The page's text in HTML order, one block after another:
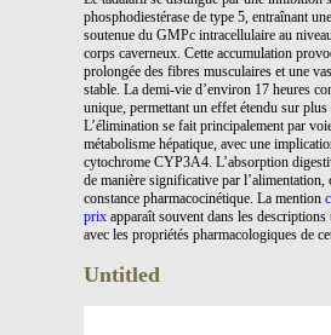
phosphodiestérase de type 5, entraînant
soutenue du GMPc intracellulaire au
corps caverneux. Cette accumulation
prolongée des fibres musculaires et une
stable. La demi-vie d’environ 17 heures
unique, permettant un effet étendu sur plus
L’élimination se fait principalement par
métabolisme hépatique, avec une
cytochrome CYP3A4. L’absorption
de manière significative par l’alimentation,
constance pharmacocinétique. La mention
prix apparaît souvent dans les descriptions
avec les propriétés pharmacologiques de
Untitled